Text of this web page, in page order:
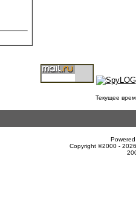
Текущее
Copyright ©2000 -